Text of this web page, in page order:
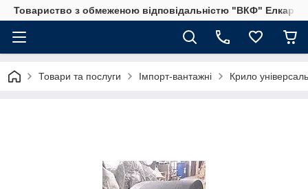
Товариство з обмеженою відповідальністю "ВКФ" Елкар"
Товари та послуги Імпорт-вантажні Крило